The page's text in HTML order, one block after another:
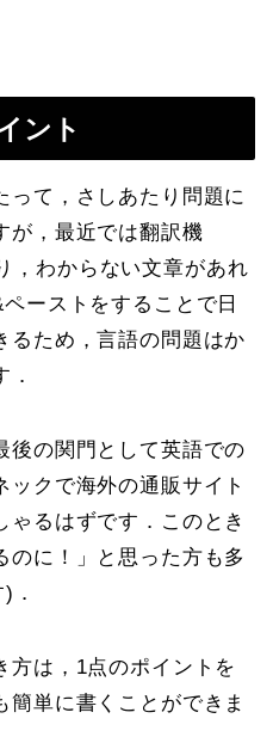
ント
って，さしあたり問題に
が，最近では翻訳機
，わからない文章があれ
ーストをすることで日
るため，言語の問題はか
後の関門として英語での
クで海外の通販サイト
ゃるはずです．このとき
のに！」と思った方も多
．
方は，1点のポイントを
単に書くことができま